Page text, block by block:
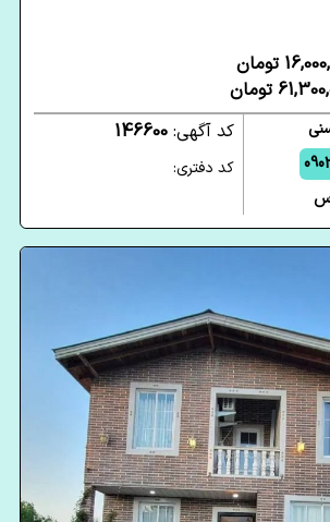
تومان
تومان
کد آگهی: 146600
کد دفتری: